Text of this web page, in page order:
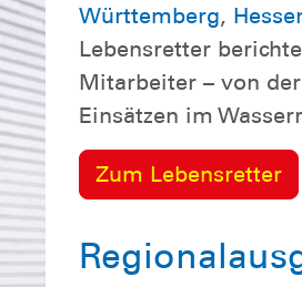
Württemberg,
Lebensretter
Mitarbeiter – von
Einsätzen im
Zum Lebensretter